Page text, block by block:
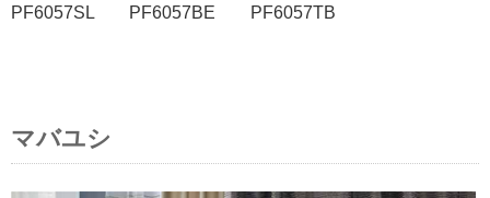
PF6057SL PF6057BE PF6057TB
マバユシ